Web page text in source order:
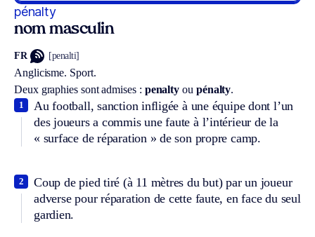
pénalty
nom masculin
FR [penalti]
Anglicisme. Sport.
Deux graphies sont admises : penalty ou pénalty.
Au football, sanction infligée à une équipe dont l’un
des joueurs a commis une faute à l’intérieur de la
« surface de réparation » de son propre camp.
1
Coup de pied tiré (à 11 mètres du but) par un joueur
adverse pour réparation de cette faute, en face du seul
gardien.
2